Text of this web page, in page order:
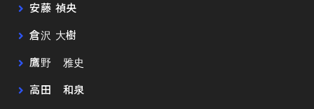
安藤 禎央
倉沢 大樹
鷹野 雅史
高田 和泉